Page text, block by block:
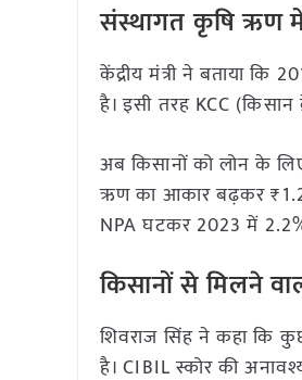
संस्थागत कृषि ऋण में
केंद्रीय मंत्री ने बताया
है। इसी तरह KCC
अब किसानों को लोन के
ऋण का आकार बढ़कर
NPA घटकर 2023 में
किसानों से मिलने
शिवराज सिंह ने कहा कि
है। CIBIL स्कोर की